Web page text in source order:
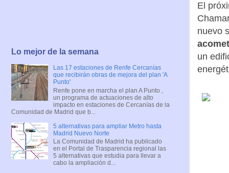
El
nuevo
un
Lo mejor de la semana
Las 17 estaciones de Renfe Cercanías
que recibirán obras de mejora del plan 'A
Punto'
Renfe pone en marcha el plan A Punto ,
un programa de actuaciones de alto
impacto en estaciones de Cercanías de la
Comunidad de Madrid que b...
5 alternativas para ampliar Metro hasta
Madrid Nuevo Norte
La Comunidad de Madrid ha publicado
en el Portal de Trasparencia regional las
5 alternativas que estudia para llevar a
cabo la ampliación d...